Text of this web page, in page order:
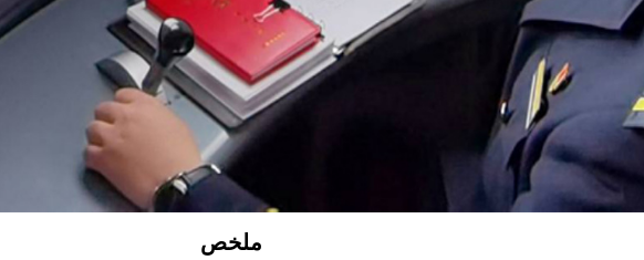
ملخص